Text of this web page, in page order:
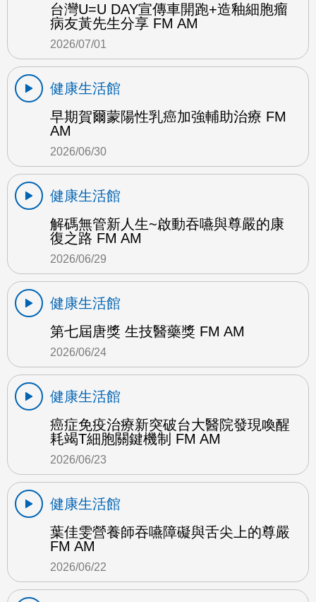
台灣U=U DAY宣傳車開跑+造釉細胞瘤
病友黃先生分享 FM AM
2026/07/01
健康生活館
早期賀爾蒙陽性乳癌加強輔助治療 FM
AM
2026/06/30
健康生活館
解碼無管新人生~啟動吞嚥與尊嚴的康
復之路 FM AM
2026/06/29
健康生活館
第七屆唐獎 生技醫藥獎 FM AM
2026/06/24
健康生活館
癌症免疫治療新突破台大醫院發現喚醒
耗竭T細胞關鍵機制 FM AM
2026/06/23
健康生活館
葉佳雯營養師吞嚥障礙與舌尖上的尊嚴
FM AM
2026/06/22